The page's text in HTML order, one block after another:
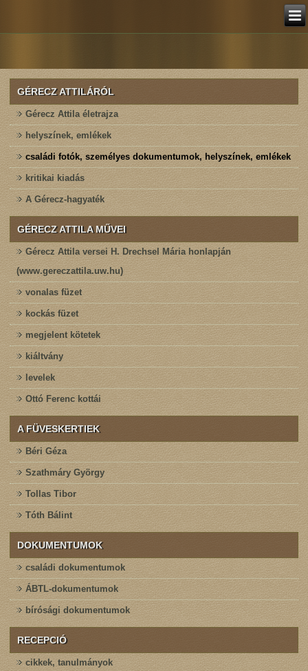
GÉRECZ ATTILÁRÓL
Gérecz Attila életrajza
helyszínek, emlékek
családi fotók, személyes dokumentumok, helyszínek, emlékek
kritikai kiadás
A Gérecz-hagyaték
GÉRECZ ATTILA MŰVEI
Gérecz Attila versei H. Drechsel Mária honlapján
(www.gereczattila.uw.hu)
vonalas füzet
kockás füzet
megjelent kötetek
kiáltvány
levelek
Ottó Ferenc kottái
A FÜVESKERTIEK
Béri Géza
Szathmáry György
Tollas Tibor
Tóth Bálint
DOKUMENTUMOK
családi dokumentumok
ÁBTL-dokumentumok
bírósági dokumentumok
RECEPCIÓ
cikkek, tanulmányok